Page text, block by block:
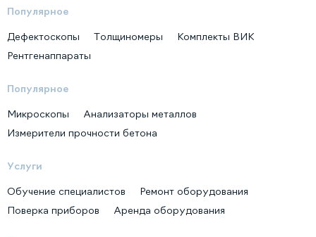
Популярное
Дефектоскопы Толщиномеры
Комплекты ВИК
Рентгенаппараты
Популярное
Микроскопы
Анализаторы металлов
Измерители прочности бетона
Услуги
Обучение специалистов
Ремонт оборудования
Поверка приборов
Аренда оборудования